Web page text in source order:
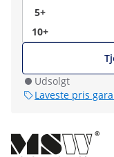
5+
10+
Udsolgt
Laveste pris